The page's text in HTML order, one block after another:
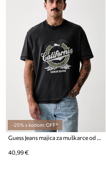
-25% s kodom: OFF*
40,99 €